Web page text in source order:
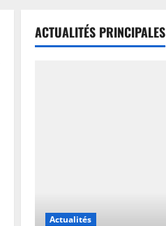
ACTUALITÉS PRINCIPALES
Actualités